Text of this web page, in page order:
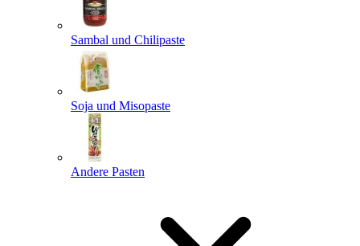
Sambal und Chilipaste
Soja und Misopaste
Andere Pasten